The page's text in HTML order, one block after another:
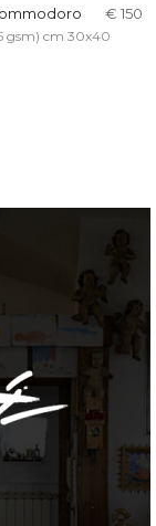
€ 150
gsm) cm 30x40